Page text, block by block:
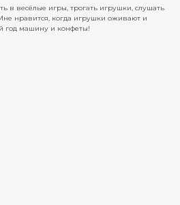
в весёлые игры, трогать игрушки, слушать
нравится, когда игрушки оживают и
год машину и конфеты!